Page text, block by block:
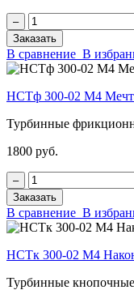
‒
Заказать
В сравнение В
НСТф 300-02 М4
Турбинные
1800 руб.
‒
Заказать
В сравнение В
НСТк 300-02 М4
Турбинные кнопочные